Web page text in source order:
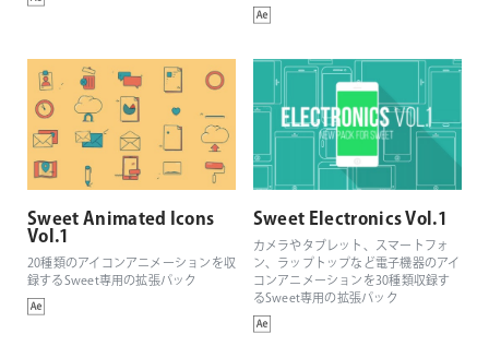
Sweet Animated Icons
Vol.1
20種類のアイコンアニメーションを収
録するSweet専用の拡張パック
Sweet Electronics Vol.1
カメラやタブレット、スマートフォ
ン、ラップトップなど電子機器のアイ
コンアニメーションを30種類収録す
るSweet専用の拡張パック